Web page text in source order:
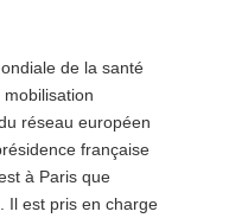
de la santé
mobilisation
réseau européen
française
à Paris que
Il est pris en charge